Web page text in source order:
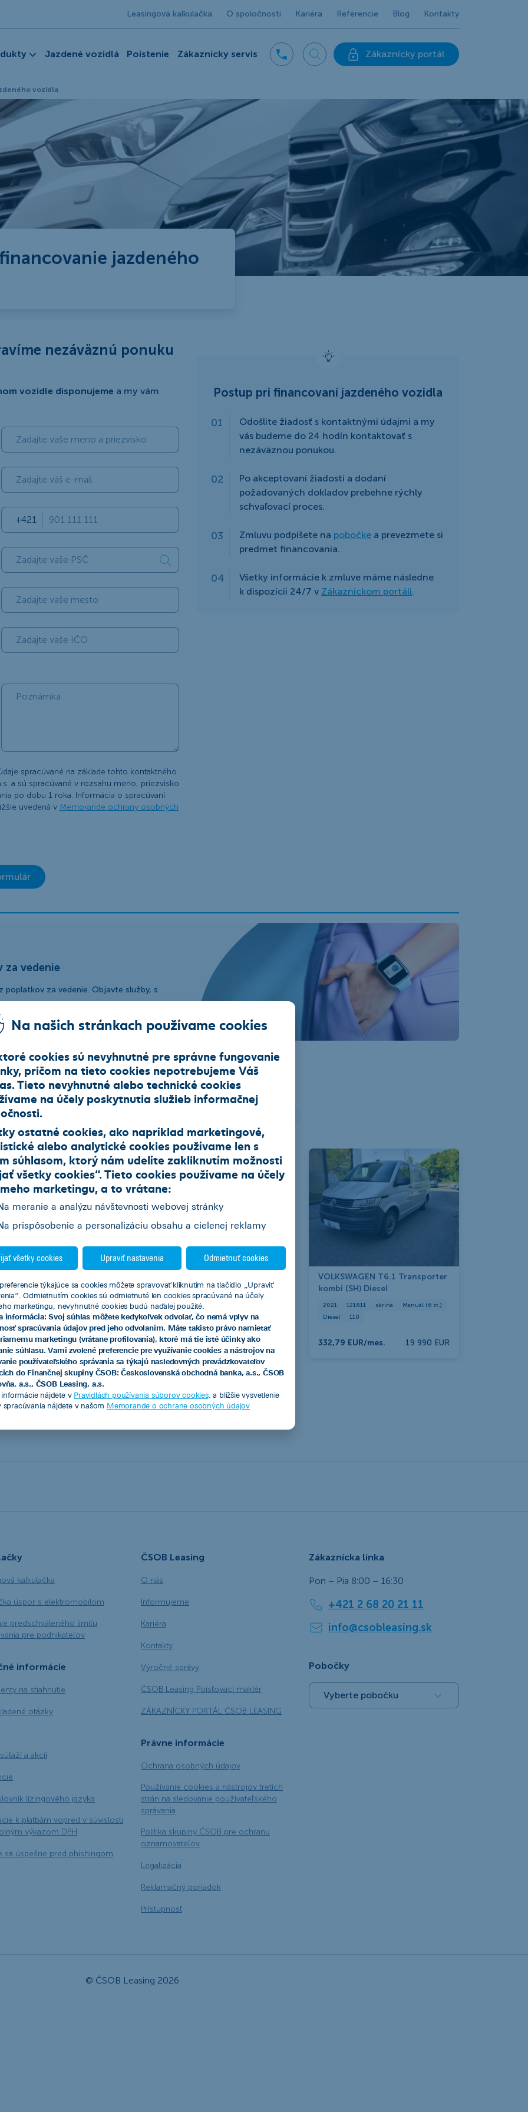
Jazdené vozidlá Poistenie Zákaznícky servis Zákaznícky portál
Leasingová kalkulačka O spoločnosti Kariéra Referencie Blog Kontakty
vozidla
jazdeného
nezáväznú ponuku
vozidle disponujeme a my vám
spracúvané na základe tohto kontaktného
a sú spracúvané v rozsahu meno, priezvisko
po dobu 1 roka. Informácia o spracúvaní
uvedená v Memorande ochrany osobných
Postup pri financovaní jazdeného vozidla
Odošlite žiadosť s kontaktnými údajmi a my
vás budeme do 24 hodín kontaktovať s
nezáväznou ponukou.
Po akceptovaní žiadosti a dodaní
požadovaných dokladov prebehne rýchly
schvaľovací proces.
Zmluvu podpíšete na pobočke a prevezmete si
predmet financovania.
Všetky informácie k zmluve máme následne
k dispozícii 24/7 v Zákazníckom portáli.
za vedenie
za vedenie. Objavte služby, s
Jazdené vozidlá z repredaja
a úžitkové vozidlá
171985
Hatchback
(6 st.)
Benzín 74
7 790 EUR
2024 17156
Hatchback
Automat (7 st.)
351,90 EUR/mes.
VOLKSWAGEN T6.1 Transporter
kombi (SH) Diesel
2021 121811 skrina
Manuál (6 st.)
Diesel
110
332,79 EUR/mes. 19 990 EUR
Pozrieť všetky
kalkulačka
úspor s elektromobilom
predschváleného limitu
pre podnikateľov
informácie
na stiahnutie
otázky
a akcií
lízingového jazyka
k platbám vopred v súvislosti
výkazom DPH
sa úspešne pred phishingom
ČSOB Leasing
O nás
Informujeme
Kariéra
Kontakty
Výročné správy
ČSOB Leasing Poisťovací maklér
ZÁKAZNÍCKY PORTÁL ČSOB LEASING
Právne informácie
Ochrana osobných údajov
Používanie cookies a nástrojov tretích
strán na sledovanie používateľského
správania
Politika skupiny ČSOB pre ochranu
oznamovateľov
Legalizácia
Reklamačný poriadok
Prístupnosť
Zákaznícka linka
Pon – Pia 8:00 – 16:30
+421 2 68 20 21 11
info@csobleasing.sk
Pobočky
Vyberte pobočku
© ČSOB Leasing 2026
Na našich stránkach používame cookies
cookies sú nevyhnutné pre správne fungovanie
pričom na tieto cookies nepotrebujeme Váš
Tieto nevyhnutné alebo technické cookies
na účely poskytnutia služieb informačnej
ostatné cookies, ako napríklad marketingové,
alebo analytické cookies používame len s
súhlasom, ktorý nám udelíte zakliknutím možnosti
všetky cookies“. Tieto cookies používame na účely
marketingu, a to vrátane:
meranie a analýzu návštevnosti webovej stránky
prispôsobenie a personalizáciu obsahu a cielenej reklamy
všetky cookies Upraviť nastavenia Odmietnuť cookies
týkajúce sa cookies môžete spravovať kliknutím na tlačidlo „Upraviť
Odmietnutím cookies sú odmietnuté len cookies spracúvané na účely
marketingu, nevyhnutné cookies budú naďalej použité.
informácia: Svoj súhlas môžete kedykoľvek odvolať, čo nemá vplyv na
spracúvania údajov pred jeho odvolaním. Máte takisto právo namietať
marketingu (vrátane profilovania), ktoré má tie isté účinky ako
súhlasu. Vami zvolené preferencie pre využívanie cookies a nástrojov na
používateľského správania sa týkajú nasledovných prevádzkovateľov
do Finančnej skupiny ČSOB: Československá obchodná banka, a.s., ČSOB
a.s., ČSOB Leasing, a.s.
informácie nájdete v Pravidlách používania súborov cookies. a bližšie vysvetlenie
spracúvania nájdete v našom Memorande o ochrane osobných údajov